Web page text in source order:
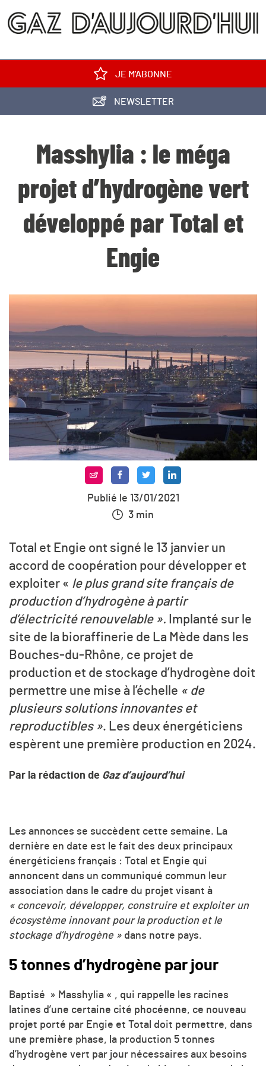
JE M'ABONNE
NEWSLETTER
Masshylia : le méga
projet d’hydrogène vert
développé par Total et
Engie
Publié le 13/01/2021
3 min
Total et Engie ont signé le 13 janvier un
accord de coopération pour développer et
exploiter « le plus grand site français de
production d’hydrogène à partir
d’électricité renouvelable ». Implanté sur le
site de la bioraffinerie de La Mède dans les
Bouches-du-Rhône, ce projet de
production et de stockage d’hydrogène doit
permettre une mise à l’échelle « de
plusieurs solutions innovantes et
reproductibles ». Les deux énergéticiens
espèrent une première production en 2024.
Par la rédaction de Gaz d’aujourd’hui
Les annonces se succèdent cette semaine. La
dernière en date est le fait des deux principaux
énergéticiens français : Total et Engie qui
annoncent dans un communiqué commun leur
association dans le cadre du projet visant à
« concevoir, développer, construire et exploiter un
écosystème innovant pour la production et le
stockage d’hydrogène » dans notre pays.
5 tonnes d’hydrogène par jour
Baptisé » Masshylia « , qui rappelle les racines
latines d’une certaine cité phocéenne, ce nouveau
projet porté par Engie et Total doit permettre, dans
une première phase, la production 5 tonnes
d’hydrogène vert par jour nécessaires aux besoins